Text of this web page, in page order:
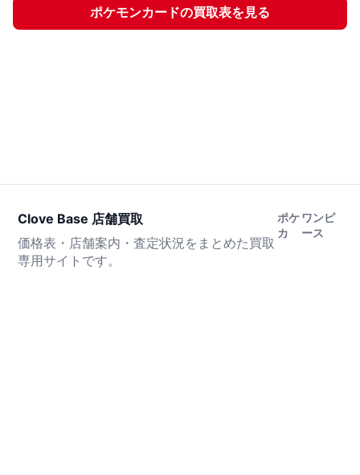
ポケモンカードの買取表を見る
Clove Base 店舗買取
価格表・店舗案内・査定状況をまとめた買取
専用サイトです。
ポケ
カ
ワンピ
ース